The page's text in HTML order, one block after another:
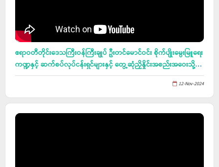
ဧရာဝတီတိုင်းဒေသကြီးဝန်ကြီးချုပ် ဦးတင်မောင်ဝင်း စိုက်ပျိုးမွေးမြူရေး
ကဏ္ဍနှင့် ဆက်စပ်လုပ်ငန်းရှင်များနှင့် တွေ့ဆုံညှိနှိုင်းအစည်းအဝေးသို့
တက်ရောက်
12-Nov-2024